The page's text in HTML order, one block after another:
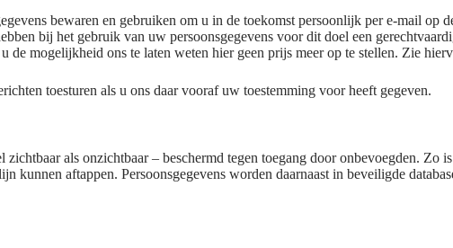
bewaren en gebruiken om u in de toekomst persoonlijk per e-mail op
bij het gebruik van uw persoonsgegevens voor dit doel een
de mogelijkheid ons te laten weten hier geen prijs meer op te stellen. Zie
toesturen als u ons daar vooraf uw toestemming voor heeft gegeven.
als onzichtbaar – beschermd tegen toegang door onbevoegden.
kunnen aftappen. Persoonsgegevens worden daarnaast in beveiligde